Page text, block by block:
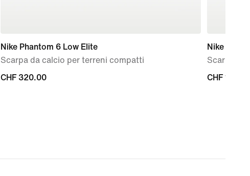
Nike Phantom 6 Low Elite
Scarpa da calcio per terreni compatti
CHF
CHF 320.00
Nike
Scarpa da
CHF
CHF